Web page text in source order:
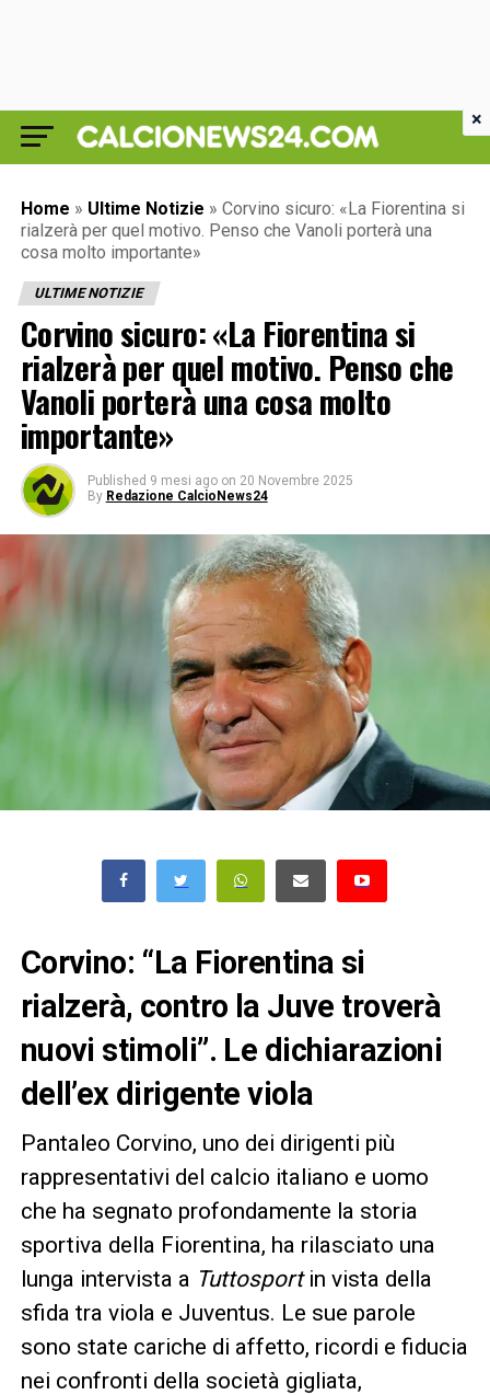
Home » Ultime Notizie » Corvino sicuro: «La Fiorentina si
rialzerà per quel motivo. Penso che Vanoli porterà una
cosa molto importante»
ULTIME NOTIZIE
Corvino sicuro: «La Fiorentina si
rialzerà per quel motivo. Penso che
Vanoli porterà una cosa molto
importante»
Published 9 mesi ago on 20 Novembre 2025
By Redazione CalcioNews24
Corvino: “La Fiorentina si
rialzerà, contro la Juve troverà
nuovi stimoli”. Le dichiarazioni
dell’ex dirigente viola
Pantaleo Corvino, uno dei dirigenti più
rappresentativi del calcio italiano e uomo
che ha segnato profondamente la storia
sportiva della Fiorentina, ha rilasciato una
lunga intervista a Tuttosportin vista della
sfida tra viola e Juventus. Le sue parole
sono state cariche di affetto, ricordi e fiducia
nei confronti della società gigliata,
×